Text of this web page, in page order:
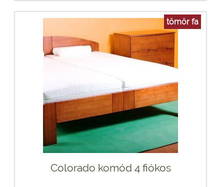
tömör fa
Colorado komód 4 fiókos